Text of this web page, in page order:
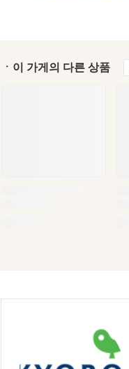
ㆍ이 가게의 다른 상품